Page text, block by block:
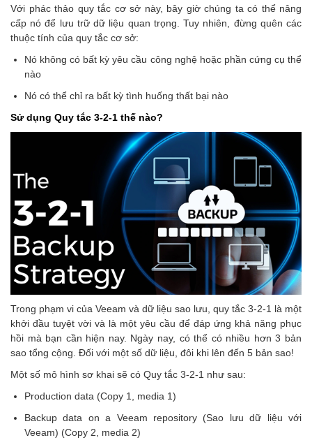
Với phác thảo quy tắc cơ sở này, bây giờ chúng ta có thể nâng
cấp nó để lưu trữ dữ liệu quan trọng. Tuy nhiên, đừng quên các
thuộc tính của quy tắc cơ sở:
Nó không có bất kỳ yêu cầu công nghệ hoặc phần cứng cụ thể
nào
Nó có thể chỉ ra bất kỳ tình huống thất bại nào
Sử dụng Quy tắc 3-2-1 thế nào?
Trong phạm vi của Veeam và dữ liệu sao lưu, quy tắc 3-2-1 là một
khởi đầu tuyệt vời và là một yêu cầu để đáp ứng khả năng phục
hồi mà bạn cần hiện nay. Ngày nay, có thể có nhiều hơn 3 bản
sao tổng cộng. Đối với một số dữ liệu, đôi khi lên đến 5 bản sao!
Một số mô hình sơ khai sẽ có Quy tắc 3-2-1 như sau:
Production data (Copy 1, media 1)
Backup data on a Veeam repository (Sao lưu dữ liệu với
Veeam) (Copy 2, media 2)